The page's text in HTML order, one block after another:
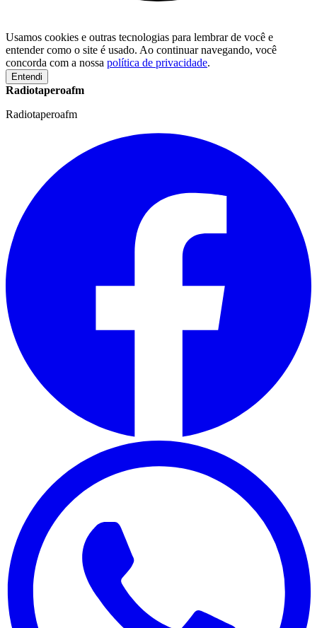
Usamos cookies e outras tecnologias para lembrar de você e
entender como o site é usado. Ao continuar navegando, você
concorda com a nossa política de privacidade.
Entendi
Radiotaperoafm
Radiotaperoafm